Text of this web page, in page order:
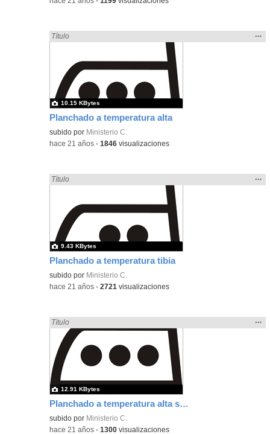
Planchado a temperatura alta
Encontrado «plancha» en:
Título
la
…
subido por Ministerio C.
10.15 KBytes
-hace 21 años -1846 visualizaciones
Planchado a temperatura tibia
Encontrado «plancha» en:
Título
la
…
subido por Ministerio C.
9.43 KBytes
-hace 21 años -2721 visualizaciones
Planchado a temperatura alta sin vapor
Encontrado «plancha» en:
Título
la
…
subido por Ministerio C.
12.91 KBytes
-hace 21 años -1300 visualizaciones